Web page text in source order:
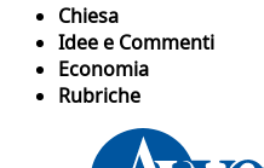
Chiesa
Idee e Commenti
Economia
Rubriche